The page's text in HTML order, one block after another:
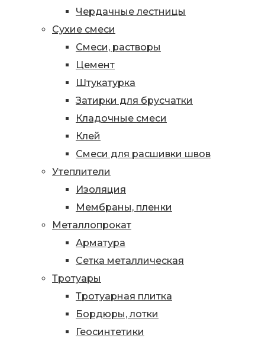
Чердачные лестницы
Сухие смеси
Смеси, растворы
Цемент
Штукатурка
Затирки для брусчатки
Кладочные смеси
Клей
Смеси для расшивки швов
Утеплители
Изоляция
Мембраны, пленки
Металлопрокат
Арматура
Сетка металлическая
Тротуары
Тротуарная плитка
Бордюры, лотки
Геосинтетики